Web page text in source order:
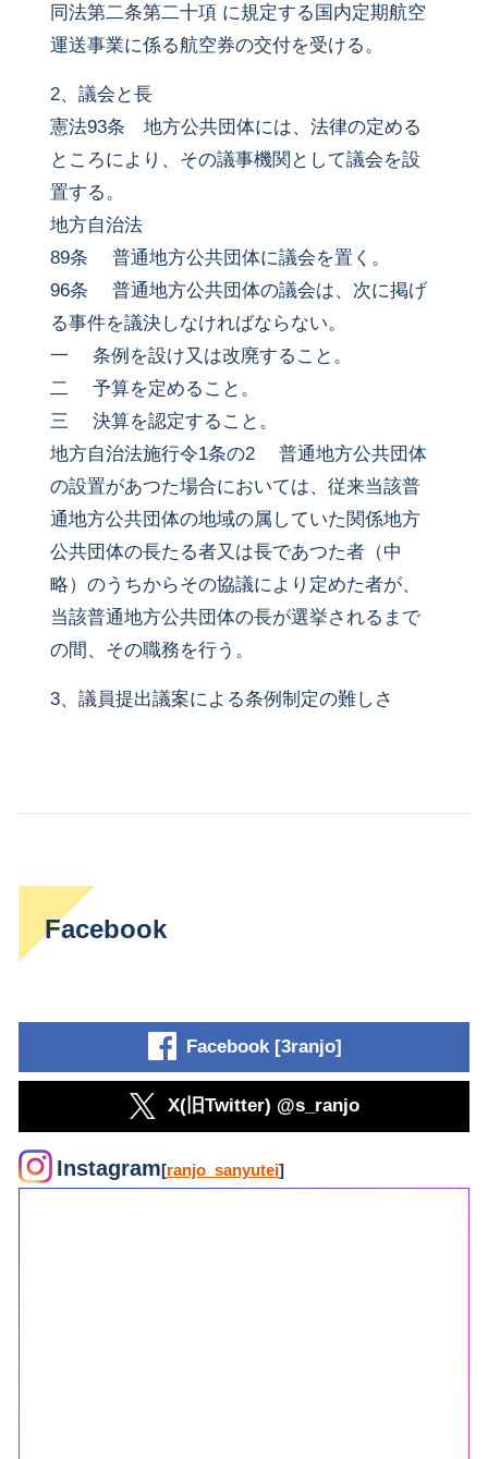
同法第二条第二十項 に規定する国内定期航空
運送事業に係る航空券の交付を受ける。
2、議会と長
憲法93条 地方公共団体には、法律の定める
ところにより、その議事機関として議会を設
置する。
地方自治法
89条 普通地方公共団体に議会を置く。
96条 普通地方公共団体の議会は、次に掲げ
る事件を議決しなければならない。
一 条例を設け又は改廃すること。
二 予算を定めること。
三 決算を認定すること。
地方自治法施行令1条の2 普通地方公共団体
の設置があつた場合においては、従来当該普
通地方公共団体の地域の属していた関係地方
公共団体の長たる者又は長であつた者（中
略）のうちからその協議により定めた者が、
当該普通地方公共団体の長が選挙されるまで
の間、その職務を行う。
3、議員提出議案による条例制定の難しさ
Facebook
Facebook [3ranjo]
X(旧Twitter) @s_ranjo
Instagram[ranjo_sanyutei]